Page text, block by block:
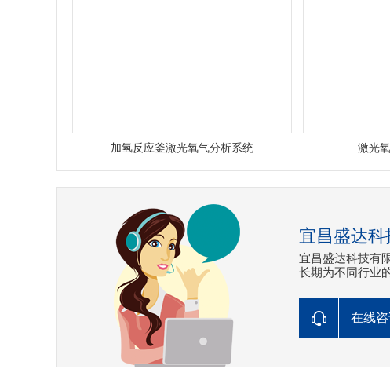
加氢反应釜激光氧气分析系统 激光
宜昌盛达科
宜昌盛达科技有
长期为不同行业
在线